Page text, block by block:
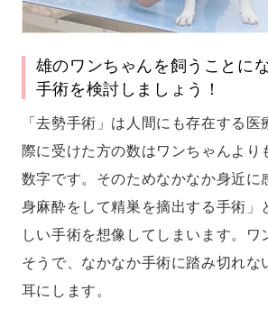
雄のワンちゃんを飼うことに
手術を検討しましょう！
「去勢手術」は人間にも存在する
際に受けた方の数はワンちゃんより
数字です。そのためなかなか身近に
身麻酔をして精巣を摘出する手術」
しい手術を想像してしまいます。ワ
そうで、なかなか手術に踏み切れな
耳にします。